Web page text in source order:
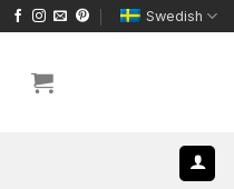
Swedish